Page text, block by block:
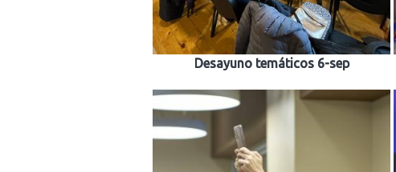
Desayuno temáticos 6-sep